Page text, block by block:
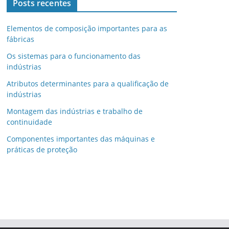
Posts recentes
Elementos de composição importantes para as
fábricas
Os sistemas para o funcionamento das
indústrias
Atributos determinantes para a qualificação de
indústrias
Montagem das indústrias e trabalho de
continuidade
Componentes importantes das máquinas e
práticas de proteção